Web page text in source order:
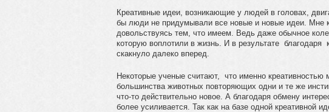
Креативные идеи, возникающие у людей в головах,
бы люди не придумывали все новые и новые идеи. Мне
довольствуясь тем, что имеем. Ведь даже обычное
которую воплотили в жизнь. И в результате благодаря
скакнуло далеко вперед.
Некоторые ученые считают, что именно
большинства животных повторяющих одни и те же
что-то действительно новое. А благодаря обмену
более усиливается. Так как на базе одной креативной